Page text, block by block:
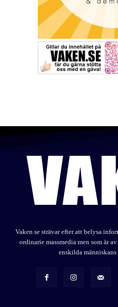
Vaken.se strävar efter att belysa
ordinarie massmedia men som är
enskilda människans